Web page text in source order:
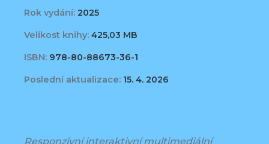
Rok vydání: 2025
Velikost knihy: 425,03 MB
ISBN: 978-80-88673-36-1
Poslední aktualizace: 15. 4. 2026
Responzivní interaktivní multimediální